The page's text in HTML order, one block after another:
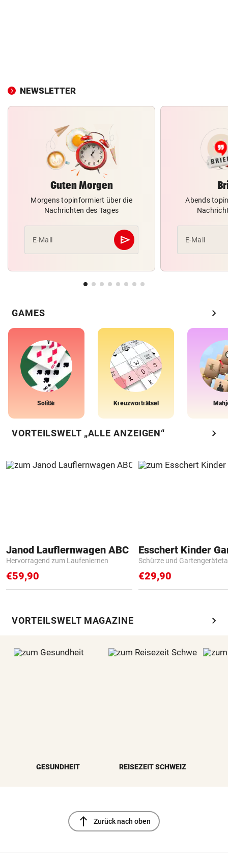
NEWSLETTER
Guten Morgen
Morgens topinformiert über die
Nachrichten des Tages
E-Mail send
Abschicken
Abends
E-Mail
GAMES chevron_right
Solitär Kreuzworträtsel
VORTEILSWELT „ALLE ANZEIGEN“ chevron_right
Janod Lauflernwagen ABC
Hervorragend zum Laufenlernen
€59,90
Schürze und
€29,90
VORTEILSWELT MAGAZINE chevron_right
GESUNDHEIT REISEZEIT SCHWEIZ
north Zurück nach oben